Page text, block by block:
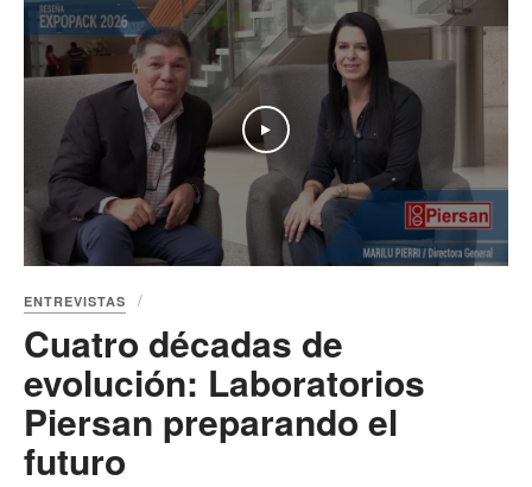
Play
ENTREVISTAS
Cuatro décadas de
evolución: Laboratorios
Piersan preparando el
futuro